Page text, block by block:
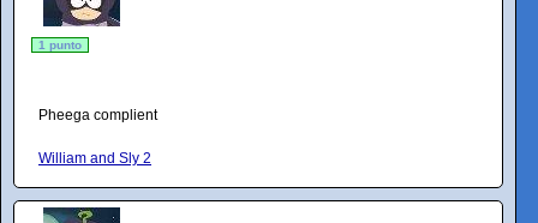
1 punto
Pheega complient
William and Sly 2